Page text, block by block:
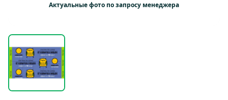
Актуальные фото по запросу менеджера